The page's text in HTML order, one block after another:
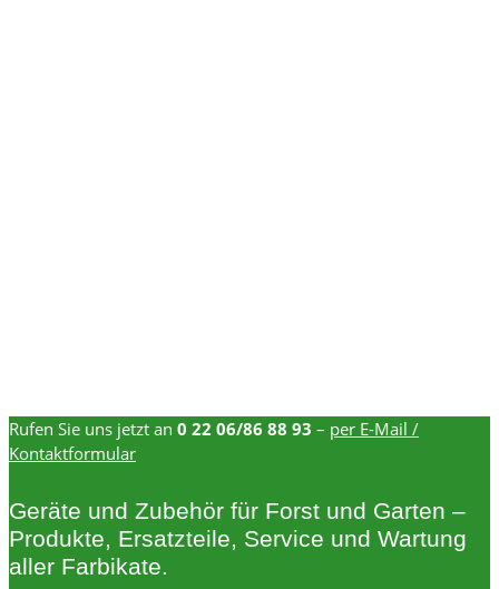
Rufen Sie uns jetzt an 0 22 06/86 88 93 – per E-Mail /
Kontaktformular
Geräte und Zubehör für Forst und Garten –
Produkte, Ersatzteile, Service und Wartung
aller Farbikate.